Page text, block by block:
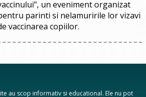
un eveniment organizat
parinti si nelamuririle lor vizavi
vaccinarea copiilor.
au scop informativ si educational. Ele nu pot